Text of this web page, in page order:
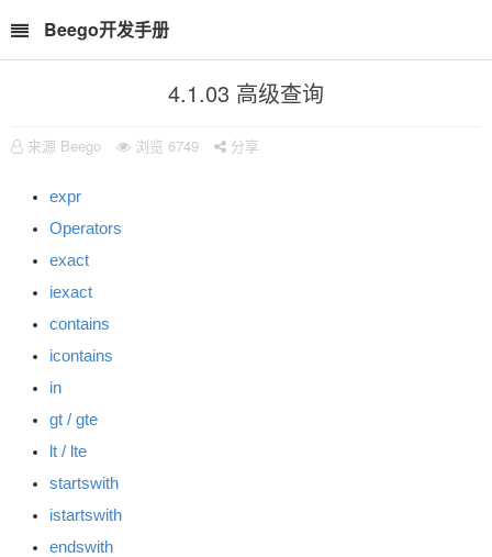
Beego开发手册
4.1.03 高级查询
来源 Beego 浏览 6749 分享
expr
Operators
exact
iexact
contains
icontains
in
gt / gte
lt / lte
startswith
istartswith
endswith